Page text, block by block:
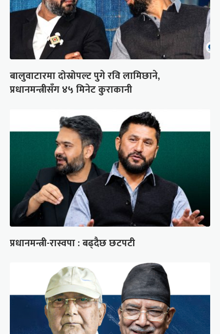
बालुवाटारमा दोस्रोपल्ट पुगे रवि लामिछाने,
प्रधानमन्त्रीसँग ४५ मिनेट कुराकानी
प्रधानमन्त्री-रास्वपा : बढ्दैछ छटपटी